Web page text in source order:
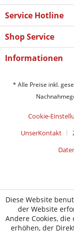
Service Hotline
Shop Service
Informationen
* Alle Preise inkl.
Cookie-
UnserKontakt
Diese Website
der Website
Andere Cookies,
erhöhen, der